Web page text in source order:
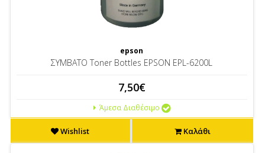
epson
ΣΥΜΒΑΤΟ Toner Bottles EPSON EPL-6200L
7,50€
Άμεσα Διαθέσιμο
Wishlist Καλάθι